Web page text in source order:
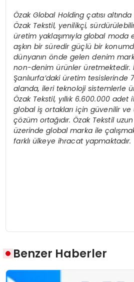
Özak Global Holding çatısı
Özak Tekstil, yenilikçi,
üretim yaklaşımıyla global moda
aşkın bir süredir güçlü bir
dünyanınönde gelen denim
non-denim ürünler üretmektedir.
Şanlıurfa’daki üretim tesislerinde
alanda, ileri teknoloji sistemlerle
Özak Tekstil, yıllık 6.600.000
global iş ortakları için güvenilir
çözüm ortağıdır. Özak Tekstil uzun
üzerinde global marka ile
farklı ülkeye ihracat yapmaktadır.
Benzer Haberler